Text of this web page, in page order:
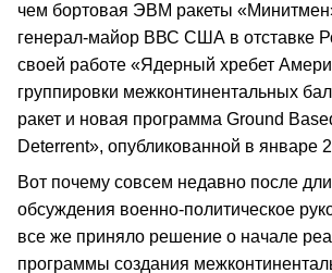
чем бортовая ЭВМ ракеты
генерал-майор ВВС США в отставке
своей работе «Ядерный хребет
группировки межконтинентальных
ракет и новая программа Ground
Deterrent», опубликованной в январе
Вот почему совсем недавно после
обсуждения военно-политическое
все же приняло решение о начале
программы создания